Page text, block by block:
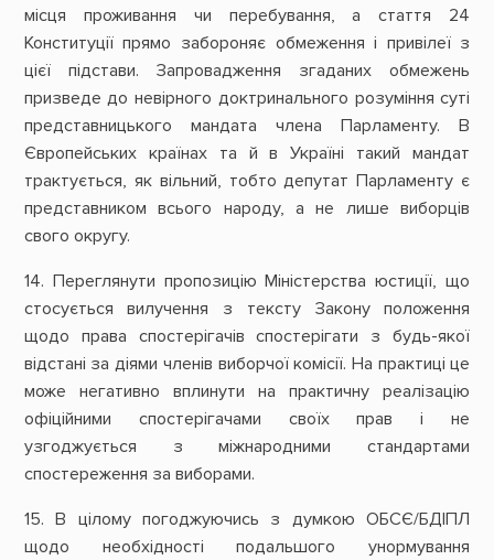
місця проживання чи перебування, а стаття 24
Конституції прямо забороняє обмеження і привілеї з
цієї підстави. Запровадження згаданих обмежень
призведе до невірного доктринального розуміння суті
представницького мандата члена Парламенту. В
Європейських країнах та й в Україні такий мандат
трактується, як вільний, тобто депутат Парламенту є
представником всього народу, а не лише виборців
свого округу.
14. Переглянути пропозицію Міністерства юстиції, що
стосується вилучення з тексту Закону положення
щодо права спостерігачів спостерігати з будь-якої
відстані за діями членів виборчої комісії. На практиці це
може негативно вплинути на практичну реалізацію
офіційними спостерігачами своїх прав і не
узгоджується з міжнародними стандартами
спостереження за виборами.
15. В цілому погоджуючись з думкою ОБСЄ/БДІПЛ
щодо необхідності подальшого унормування